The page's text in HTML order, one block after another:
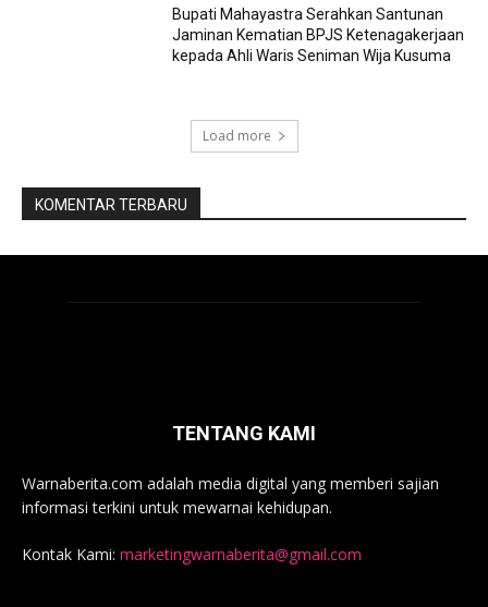
Bupati Mahayastra Serahkan Santunan
Jaminan Kematian BPJS Ketenagakerjaan
kepada Ahli Waris Seniman Wija Kusuma
Load more
KOMENTAR TERBARU
TENTANG KAMI
Warnaberita.com adalah media digital yang memberi sajian
informasi terkini untuk mewarnai kehidupan.
Kontak Kami: marketingwarnaberita@gmail.com